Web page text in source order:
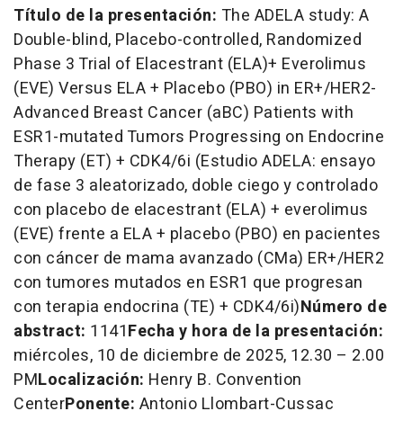
Título de la presentación: The ADELA study: A
Double-blind, Placebo-controlled, Randomized
Phase 3 Trial of Elacestrant (ELA)+ Everolimus
(EVE) Versus ELA + Placebo (PBO) in ER+/HER2-
Advanced Breast Cancer (aBC) Patients with
ESR1-mutated Tumors Progressing on Endocrine
Therapy (ET) + CDK4/6i (Estudio ADELA: ensayo
de fase 3 aleatorizado, doble ciego y controlado
con placebo de elacestrant (ELA) + everolimus
(EVE) frente a ELA + placebo (PBO) en pacientes
con cáncer de mama avanzado (CMa) ER+/HER2
con tumores mutados en ESR1 que progresan
con terapia endocrina (TE) + CDK4/6i)Número de
abstract: 1141Fecha y hora de la presentación:
miércoles, 10 de diciembre de 2025, 12.30 – 2.00
PMLocalización: Henry B. Convention
CenterPonente: Antonio Llombart-Cussac